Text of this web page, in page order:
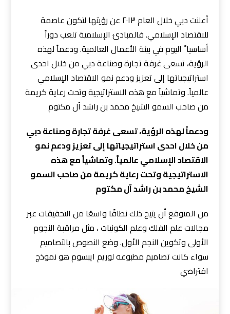
أعلنت دبي خلال العام ٢٠١٣ عن رؤيتها لتكون عاصمة
للاقتصاد الإسلامي. فالمبادئ الإسلامية تلعب دوراً
أساسيا ً اليوم في بيئة الأعمال العالمية. ودعماً لهذه
الرؤية، تسعى غرفة تجارة وصناعة دبي من خلال احدى
استراتيجياتها إلى تعزيز ودعم نمو الاقتصاد الإسلامي
عالمياً. وتماشياً مع هذه الاستراتيجية وتحت رعاية كريمة
من صاحب السمو الشيخ محمد بن راشد آل مكتوم
ودعماً لهذه الرؤية، تسعى غرفة تجارة وصناعة دبي
من خلال احدى استراتيجياتها إلى تعزيز ودعم نمو
الاقتصاد الإسلامي عالمياً. وتماشياً مع هذه
الاستراتيجية وتحت رعاية كريمة من صاحب السمو
الشيخ محمد بن راشد آل مكتوم
من المتوقع أن يتيح ذلك نطاقًا واسعًا من التحقيقات عبر
مجالات علم الفلك وعلم الكونيات ، مثل مراقبة النجوم
الأولى وتكوين النجم الأول. وضع النصوص بالتصاميم
سواء كانت تصاميم مطبوعه لوريم ايبسوم هو نموذج
افتراضي